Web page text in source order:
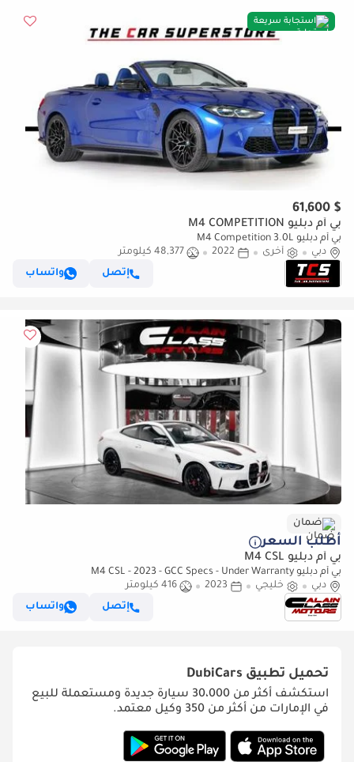
استجابة سريعة
$ 61,600
بي أم دبليو M4 COMPETITION
بي أم دبليو M4 Competition 3.0L
دبي
أخرى 2022
48,377 كيلومتر
إتصل
واتساب
ضمان
أطلب السعر
بي أم دبليو M4 CSL
بي أم دبليو M4 CSL - 2023 - GCC Specs - Under Warranty
دبي
خليجي 2023
416 كيلومتر
إتصل
واتساب
تحميل تطبيق DubiCars
استكشف أكثر من 30،000 سيارة جديدة ومستعملة للبيع
في الإمارات من أكثر من 350 وكيل معتمد.